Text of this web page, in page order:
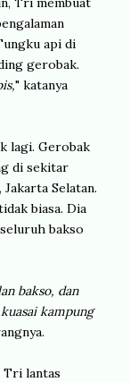
api di
gerobak.
" katanya
lagi. Gerobak
di sekitar
Selatan.
biasa. Dia
bakso
bakso, dan
kampung
lantas